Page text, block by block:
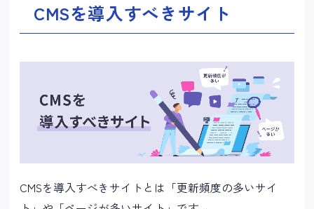
CMSを導入すべきサイト
CMSを導入すべきサイトとは「更新頻度の多いサイ